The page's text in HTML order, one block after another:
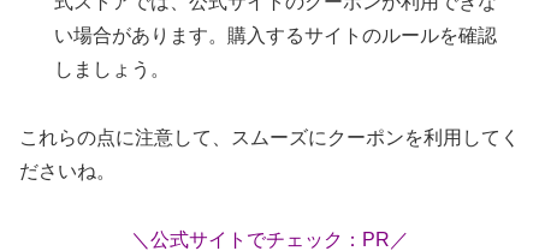
い場合があります。購入するサイトのルールを確認
しましょう。
これらの点に注意して、スムーズにクーポンを利用してく
ださいね。
＼公式サイトでチェック：PR／